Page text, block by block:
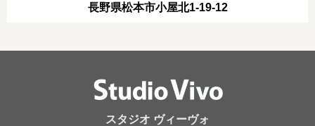
長野県松本市小屋北1-19-12
スタジオ ヴィーヴォ